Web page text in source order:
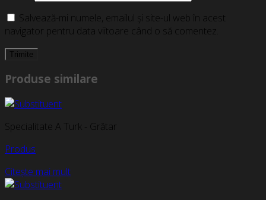
Salvează-mi numele, emailul și site-ul web în acest
navigator pentru data viitoare când o să comentez.
Produse similare
Specialitate A Turk - Grătar
Produs
Citește mai mult